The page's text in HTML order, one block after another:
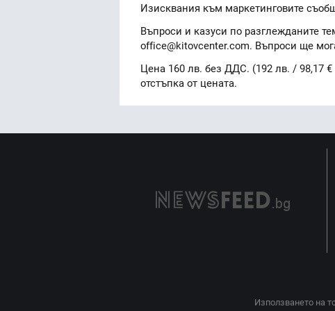
Изисквания към маркетинговите
Въпроси и казуси по разглежданите
office@kitovcenter.com. Въпроси ще
Цена 160 лв. без ДДС. (192 лв. / 98,17
отстъпка от цената.
Използването на